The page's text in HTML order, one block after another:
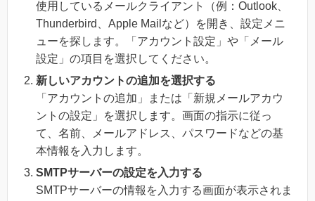
使用しているメールクライアント（例：Outlook、
Thunderbird、Apple Mailなど）を開き、設定メニ
ューを探します。「アカウント設定」や「メール
設定」の項目を選択してください。
新しいアカウントの追加を選択する
「アカウントの追加」または「新規メールアカウ
ントの設定」を選択します。画面の指示に従っ
て、名前、メールアドレス、パスワードなどの基
本情報を入力します。
SMTPサーバーの設定を入力する
SMTPサーバーの情報を入力する画面が表示されま